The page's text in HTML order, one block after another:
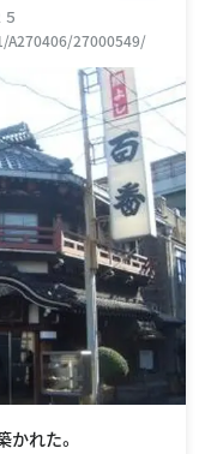
27000549/
れた。